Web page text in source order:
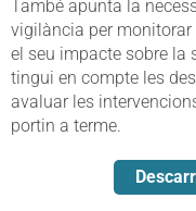
També apunta la
vigilància per
el seu impacte sobre la
tingui en compte les
avaluar les
portin a terme.